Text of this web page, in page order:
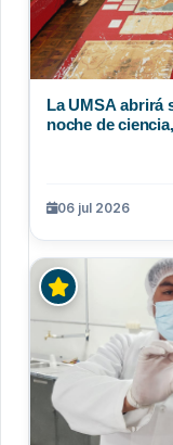
La UMSA abrirá
noche de
06 jul 2026